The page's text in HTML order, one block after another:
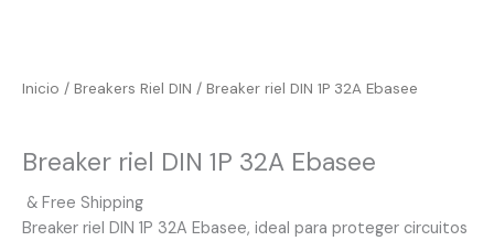
Inicio / Breakers Riel DIN / Breaker riel DIN 1P 32A Ebasee
Breaker riel DIN 1P 32A Ebasee
& Free Shipping
Breaker riel DIN 1P 32A Ebasee, ideal para proteger circuitos